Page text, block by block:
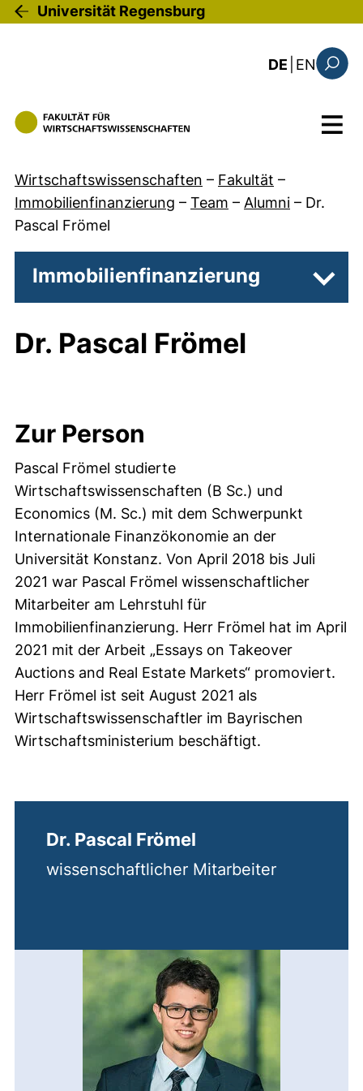
Direkt zum Inhalt
Universität Regensburg
DE EN: the
Menü
Wirtschaftswissenschaften – Fakultät –
Immobilienfinanzierung – Team – Alumni – Dr.
Pascal Frömel
Immobilienfinanzierung
Dr. Pascal Frömel
Zur Person
Pascal Frömel studierte
Wirtschaftswissenschaften (B Sc.) und
Economics (M. Sc.) mit dem Schwerpunkt
Internationale Finanzökonomie an der
Universität Konstanz. Von April 2018 bis Juli
2021 war Pascal Frömel wissenschaftlicher
Mitarbeiter am Lehrstuhl für
Immobilienfinanzierung. Herr Frömel hat im April
2021 mit der Arbeit „Essays on Takeover
Auctions and Real Estate Markets“ promoviert.
Herr Frömel ist seit August 2021 als
Wirtschaftswissenschaftler im Bayrischen
Wirtschaftsministerium beschäftigt.
Dr. Pascal Frömel
wissenschaftlicher Mitarbeiter